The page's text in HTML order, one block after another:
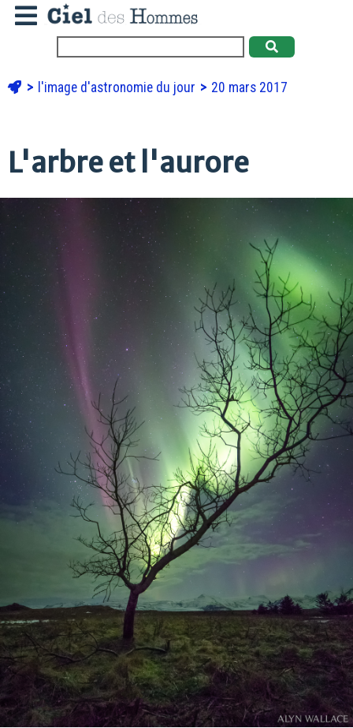
l'image d'astronomie du jour 20 mars 2017
L'arbre et l'aurore